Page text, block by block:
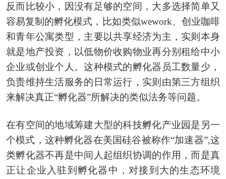
反而比较小，因没有足够的空间，大多选择简单又
容易复制的孵化模式，比如类似wework、创业咖啡
和青年公寓类型，主要以共享经济为主，实则本身
就是地产投资，以低物价收购物业再分别租给中小
企业或创业个人。这种模式的孵化器员工数量少，
负责维持生活服务的日常运行，实则由第三方组织
来解决真正“孵化器”所解决的类似法务等问题。
在有空间的地域筹建大型的科技孵化产业园是另一
个模式，这种孵化器在美国硅谷被称作“加速器”,这
类孵化器不再是中间人起组织协调的作用，而是真
正让企业入驻到孵化器中，对接到大的生态环境